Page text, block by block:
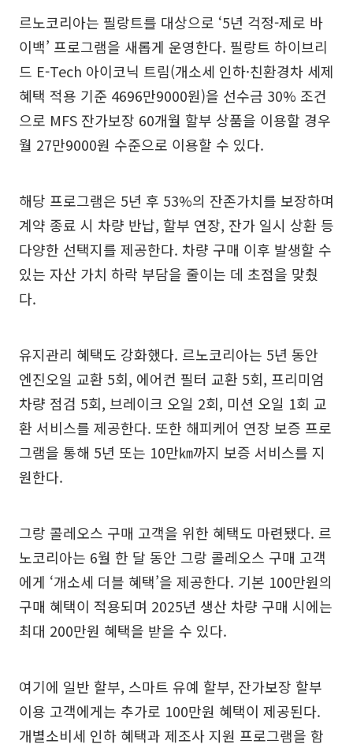
르노코리아는 필랑트를 대상으로 ‘5년 걱정-제로 바
이백’ 프로그램을 새롭게 운영한다. 필랑트 하이브리
드 E-Tech 아이코닉 트림(개소세 인하·친환경차 세제
혜택 적용 기준 4696만9000원)을 선수금 30% 조건
으로 MFS 잔가보장 60개월 할부 상품을 이용할 경우
월 27만9000원 수준으로 이용할 수 있다.
해당 프로그램은 5년 후 53%의 잔존가치를 보장하며
계약 종료 시 차량 반납, 할부 연장, 잔가 일시 상환 등
다양한 선택지를 제공한다. 차량 구매 이후 발생할 수
있는 자산 가치 하락 부담을 줄이는 데 초점을 맞췄
다.
유지관리 혜택도 강화했다. 르노코리아는 5년 동안
엔진오일 교환 5회, 에어컨 필터 교환 5회, 프리미엄
차량 점검 5회, 브레이크 오일 2회, 미션 오일 1회 교
환 서비스를 제공한다. 또한 해피케어 연장 보증 프로
그램을 통해 5년 또는 10만㎞까지 보증 서비스를 지
원한다.
그랑 콜레오스 구매 고객을 위한 혜택도 마련됐다. 르
노코리아는 6월 한 달 동안 그랑 콜레오스 구매 고객
에게 ‘개소세 더블 혜택’을 제공한다. 기본 100만원의
구매 혜택이 적용되며 2025년 생산 차량 구매 시에는
최대 200만원 혜택을 받을 수 있다.
여기에 일반 할부, 스마트 유예 할부, 잔가보장 할부
이용 고객에게는 추가로 100만원 혜택이 제공된다.
개별소비세 인하 혜택과 제조사 지원 프로그램을 함